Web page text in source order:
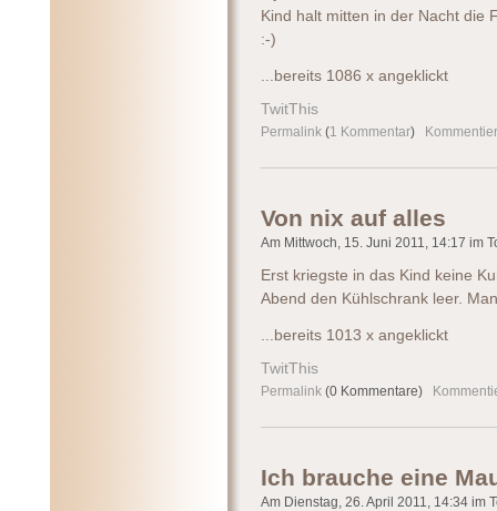
Kind halt mitten in der Nacht die
:-)
...bereits 1086 x angeklickt
TwitThis
Permalink (1 Kommentar)
Von nix auf alles
Am Mittwoch, 15. Juni 2011, 14:17 im
Erst kriegste in das Kind keine
Abend den Kühlschrank leer.
...bereits 1013 x angeklickt
TwitThis
Permalink (0 Kommentare)
Ich brauche eine
Am Dienstag, 26. April 2011, 14:34 im